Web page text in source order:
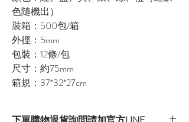
色隨機出）
裝箱：500包/箱
外徑：5mm
包裝：12條/包
尺寸：約75mm
箱規：37*32*27cm